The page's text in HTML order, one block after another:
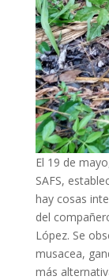
El 19 de
SAFS,
hay cosas
del
López. Se
musacea,
más